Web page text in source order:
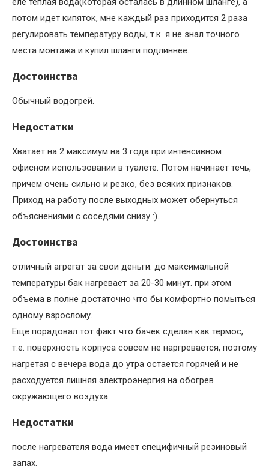
потом идет кипяток, мне каждый раз приходится 2 раза
регулировать температуру воды, т.к. я не знал точного
места монтажа и купил шланги подлиннее.
Достоинства
Обычный водогрей.
Недостатки
Хватает на 2 максимум на 3 года при интенсивном
офисном использовании в туалете. Потом начинает течь,
причем очень сильно и резко, без всяких признаков.
Приход на работу после выходных может обернуться
объяснениями с соседями снизу :).
Достоинства
отличный агрегат за свои деньги. до максимальной
температуры бак нагревает за 20-30 минут. при этом
объема в полне достаточно что бы комфортно помыться
одному взрослому.
Еще порадовал тот факт что бачек сделан как термос,
т.е. поверхность корпуса совсем не наргревается, поэтому
нагретая с вечера вода до утра остается горячей и не
расходуется лишняя электроэнергия на обогрев
окружающего воздуха.
Недостатки
после нагревателя вода имеет специфичный резиновый
запах.